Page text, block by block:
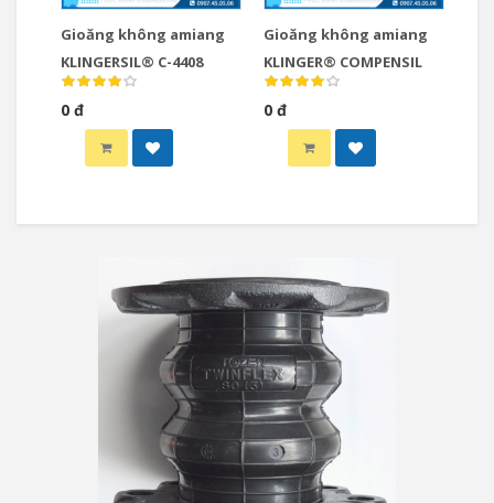
Gioăng không amiang
KLINGERSIL® C-4408
0 đ
Gioăng không amiang
KLINGER® COMPENSIL
0 đ